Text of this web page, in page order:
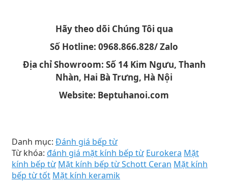
Hãy theo dõi Chúng Tôi qua
Số Hotline: 0968.866.828/ Zalo
Địa chỉ Showroom: Số 14 Kim Ngưu, Thanh
Nhàn, Hai Bà Trưng, Hà Nội
Website: Beptuhanoi.com
Danh mục: Đánh giá bếp từ
Từ khóa: đánh giá mặt kính bếp từ Eurokera Mặt
kính bếp từ Mặt kính bếp từ Schott Ceran Mặt kính
bếp từ tốt Mặt kính keramik